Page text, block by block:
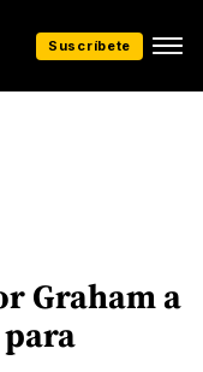
Suscríbete
Graham a